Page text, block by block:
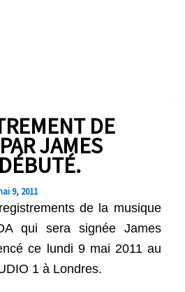
DE
JAMES
9, 2011
de la musique
qui sera signée James
ce lundi 9 mai 2011 au
1 à Londres.